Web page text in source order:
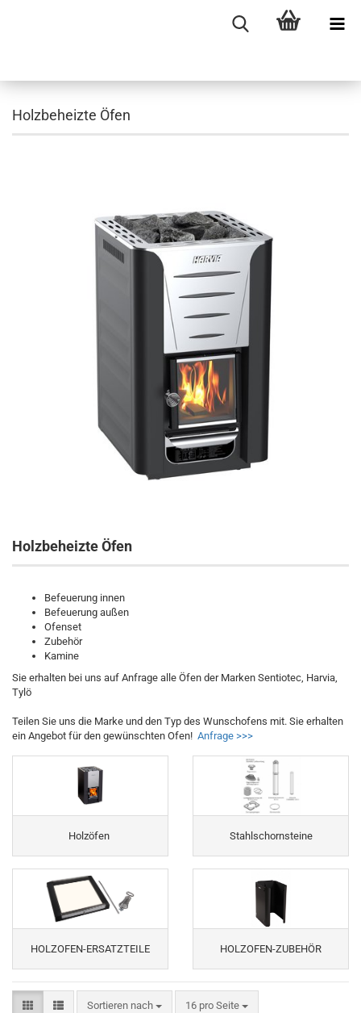
Holzbeheizte Öfen
Holzbeheizte Öfen​
Befeuerung innen
Befeuerung außen
Ofenset
Zubehör
Kamine
Sie erhalten bei uns auf Anfrage alle Öfen der Marken Sentiotec, Harvia,
Tylö
Teilen Sie uns die Marke und den Typ des Wunschofens mit. Sie erhalten
ein Angebot für den gewünschten Ofen! Anfrage >>>
Holzöfen Stahlschornsteine
HOLZOFEN-ERSATZTEILE HOLZOFEN-ZUBEHÖR
Sortieren nach
Sortieren nach 16 pro Seite
pro Seite